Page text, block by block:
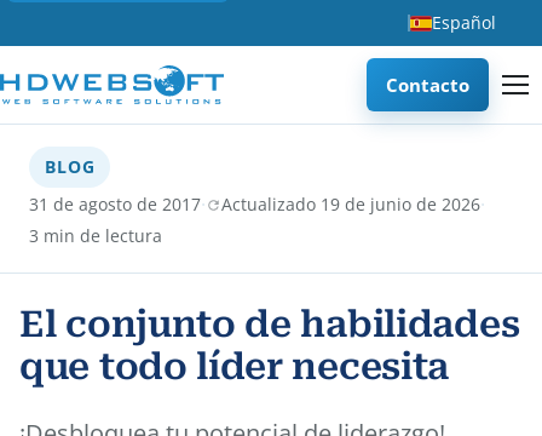
Español
Contacto
BLOG
31 de agosto de 2017· Actualizado 19 de junio de 2026·
3 min de lectura
El conjunto de habilidades
que todo líder necesita